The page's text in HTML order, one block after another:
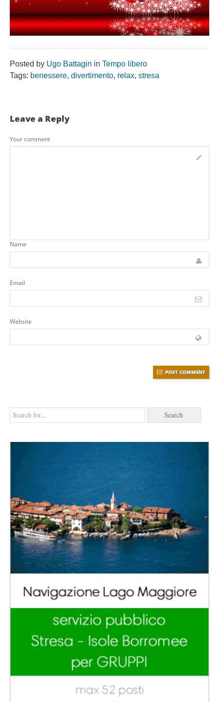
Posted by Ugo Battagin in Tempo libero
Tags: benessere, divertimento, relax, stresa
Leave a Reply
Your comment
Name
Email
Website